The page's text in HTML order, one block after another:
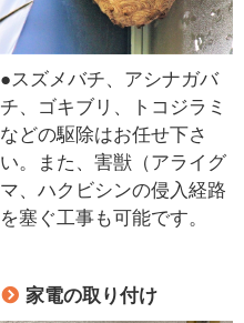
●スズメバチ、アシナガバ
チ、ゴキブリ、トコジラミ
などの駆除はお任せ下さ
い。また、害獣（アライグ
マ、ハクビシンの侵入経路
を塞ぐ工事も可能です。
家電の取り付け